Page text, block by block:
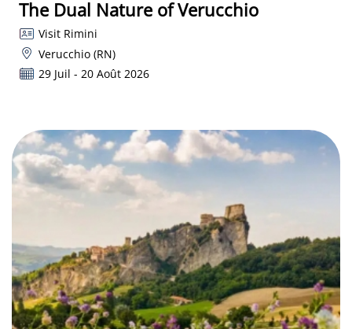
The Dual Nature of Verucchio
Visit Rimini
Verucchio (RN)
29 Juil - 20 Août 2026